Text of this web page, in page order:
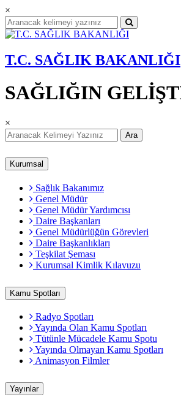
×
T.C. SAĞLIK BAKANLIĞI
SAĞLIĞIN
×
Ara
Kurumsal
Sağlık Bakanımız
Genel Müdür
Genel Müdür Yardımcısı
Daire Başkanları
Genel Müdürlüğün Görevleri
Daire Başkanlıkları
Teşkilat Şeması
Kurumsal Kimlik Kılavuzu
Kamu Spotları
Radyo Spotları
Yayında Olan Kamu Spotları
Tütünle Mücadele Kamu Spotu
Yayında Olmayan Kamu Spotları
Animasyon Filmler
Yayınlar